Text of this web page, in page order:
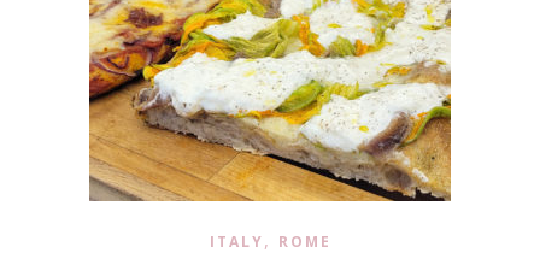
ITALY, ROME